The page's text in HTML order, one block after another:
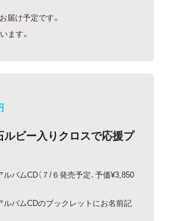
届け予定です。
ます。
ルビー入りクロスで応援プ
バムCD（７/６発売予定、予価¥3,850
ルバムCDのブックレットにお名前記